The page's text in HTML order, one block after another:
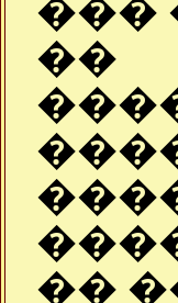
���
��
��